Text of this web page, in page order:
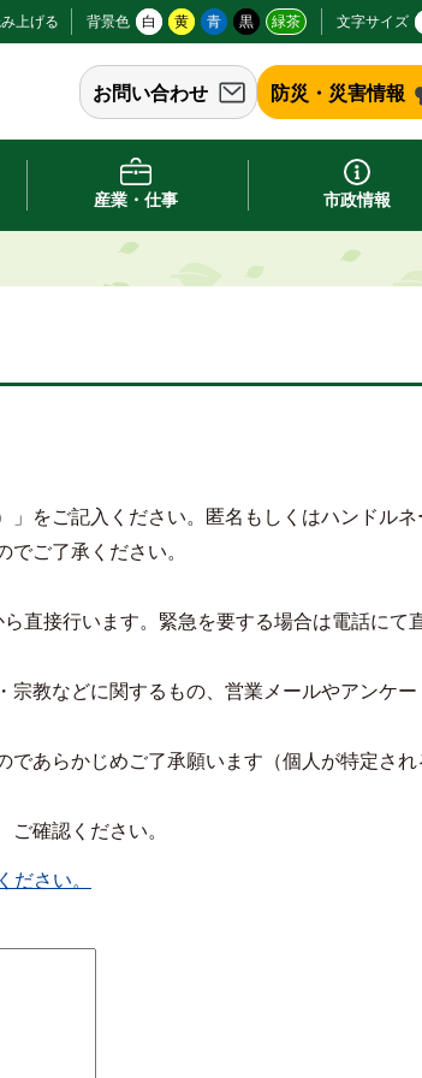
上げる 背景色 白 黄 青 黒 緑茶 文字サイズ
お問い合わせ 防災・災害情報
産業・仕事 市政情報
をご記入ください。匿名もしくはハンドルネ
ご了承ください。
直接行います。緊急を要する場合は電話にて
教などに関するもの、営業メールやアンケー
あらかじめご了承願います（個人が特定され
確認ください。
さい。